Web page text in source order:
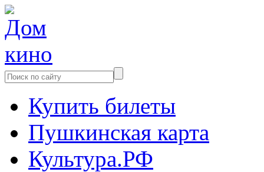
Купить билеты
Пушкинская карта
Культура.РФ